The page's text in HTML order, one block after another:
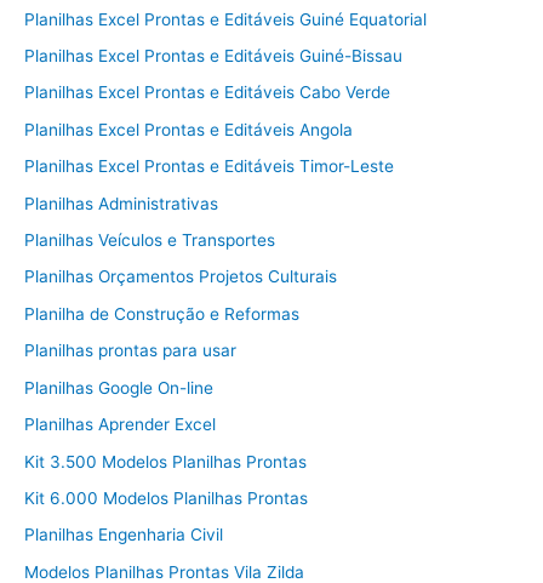
Planilhas Excel Prontas e Editáveis Guiné Equatorial
Planilhas Excel Prontas e Editáveis Guiné-Bissau
Planilhas Excel Prontas e Editáveis Cabo Verde
Planilhas Excel Prontas e Editáveis Angola
Planilhas Excel Prontas e Editáveis Timor-Leste
Planilhas Administrativas
Planilhas Veículos e Transportes
Planilhas Orçamentos Projetos Culturais
Planilha de Construção e Reformas
Planilhas prontas para usar
Planilhas Google On-line
Planilhas Aprender Excel
Kit 3.500 Modelos Planilhas Prontas
Kit 6.000 Modelos Planilhas Prontas
Planilhas Engenharia Civil
Modelos Planilhas Prontas Vila Zilda